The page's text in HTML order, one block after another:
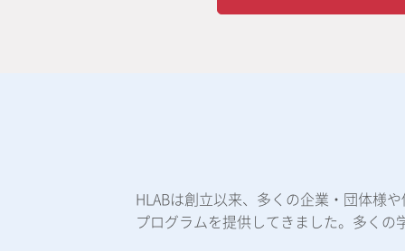
HLABは創立以来、多くの企業・団体様
プログラムを提供してきました。多く